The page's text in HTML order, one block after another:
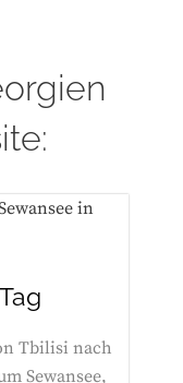
Tbilisi nach
Sewansee,